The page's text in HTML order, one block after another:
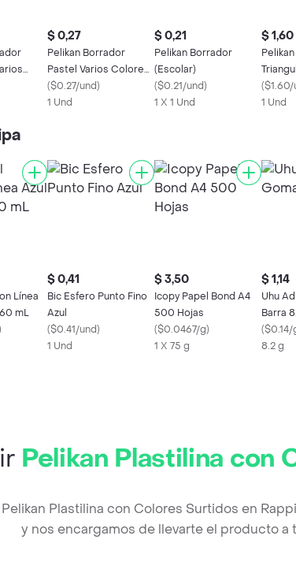
$ 0,27
Pelikan Borrador
Pastel Varios Colores
ol
($0.27/und)
1 Und
$ 0,21
Pelikan Borrador
(Escolar)
($0.21/und)
1 X 1 Und
$ 1,60
($1.60/
1 Und
Línea
mL
$ 0,41
Bic Esfero Punto Fino
Azul
($0.41/und)
1 Und
$ 3,50
Icopy Papel Bond A4
500 Hojas
($0.0467/g)
1 X 75 g
$ 1,14
Uhu
Barra
($0.14/
8.2 g
Pelikan Plastilina con
Plastilina con Colores Surtidos en
y nos encargamos de llevarte el producto a